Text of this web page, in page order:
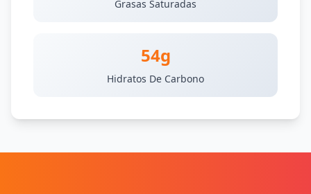
Grasas Saturadas
54g
Hidratos De Carbono